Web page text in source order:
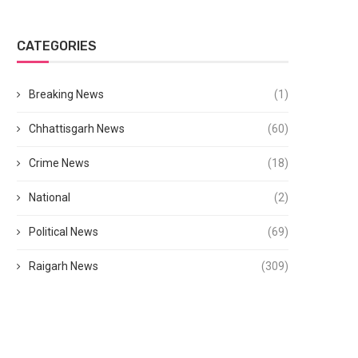
CATEGORIES
Breaking News (1)
Chhattisgarh News (60)
Crime News (18)
National (2)
Political News (69)
Raigarh News (309)